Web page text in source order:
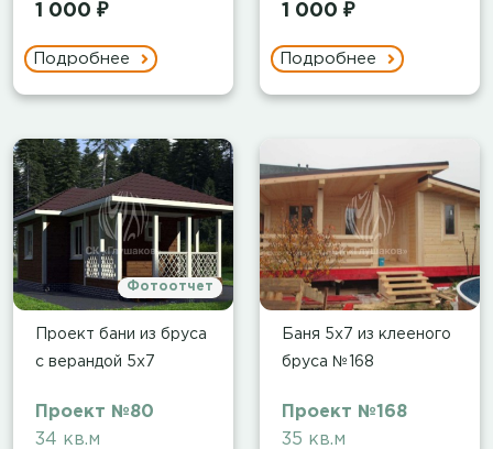
1 000 ₽
Подробнее
1 000 ₽
Подробнее
Фотоотчет
Проект бани из бруса
с верандой 5х7
Проект №80
34 кв.м
Баня 5х7 из клееного
бруса №168
Проект №168
35 кв.м